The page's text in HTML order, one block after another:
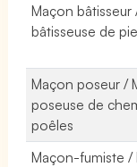
Maçon bâtisseur
bâtisseuse de
Maçon poseur /
poseuse de
poêles
Maçon-fumiste /